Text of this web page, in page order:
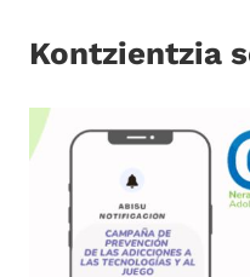
Kontzientzia